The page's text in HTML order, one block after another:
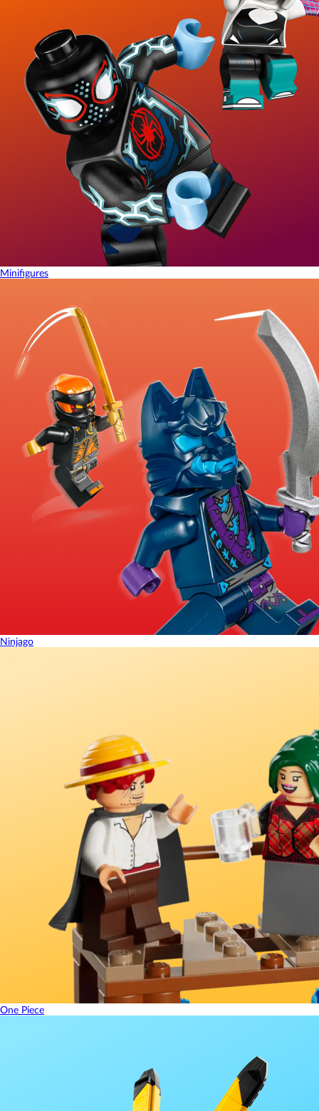
Minifigures
Ninjago
One Piece